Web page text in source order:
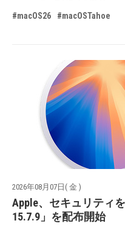
#macOS26 #macOSTahoe
2026年08月07日( 金 )
Apple、セキュリティ
15.7.9」を配布開始